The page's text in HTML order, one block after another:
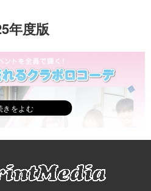
年度版